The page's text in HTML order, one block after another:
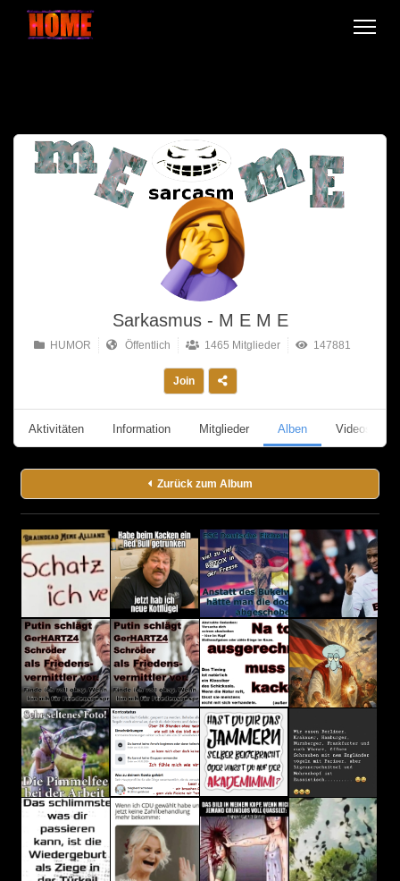
Sarkasmus - M E M E
HUMOR Öffentlich 1465 Mitglieder 147881
Join
Aktivitäten Information Mitglieder Alben Videos
Zurück zum Album